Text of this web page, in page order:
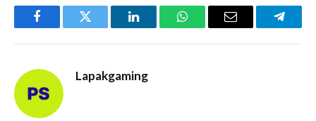
FacebookTwitter LinkedInWhatsAppEmail
Lapakgaming